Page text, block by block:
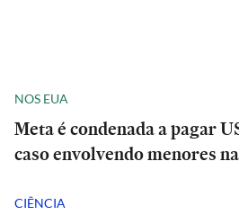
NOS EUA
Meta é condenada a pagar
caso envolvendo menores
CIÊNCIA